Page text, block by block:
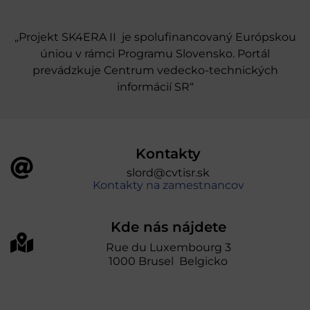
„Projekt SK4ERA II je spolufinancovaný Európskou
úniou v rámci Programu Slovensko. Portál
prevádzkuje Centrum vedecko-technických
informácií SR“
Kontakty
slord@cvtisr.sk
Kontakty na zamestnancov
Kde nás nájdete
Rue du Luxembourg 3
1000 Brusel Belgicko